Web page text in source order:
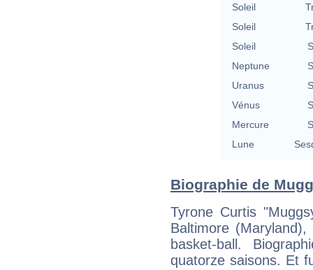
Soleil
Soleil
Soleil
Neptune
Uranus
Vénus
Mercure
Lune
Biographie de
Tyrone Curtis
Baltimore
basket-ball.
quatorze saisons. Et